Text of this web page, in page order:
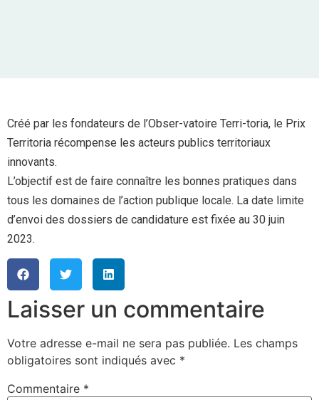
Créé par les fondateurs de l’Obser-vatoire Terri-toria, le Prix
Territoria récompense les acteurs publics territoriaux
innovants.
L’objectif est de faire connaître les bonnes pratiques dans
tous les domaines de l’action publique locale. La date limite
d’envoi des dossiers de candidature est fixée au 30 juin
2023.
Laisser un commentaire
Votre adresse e-mail ne sera pas publiée. Les champs
obligatoires sont indiqués avec *
Commentaire *